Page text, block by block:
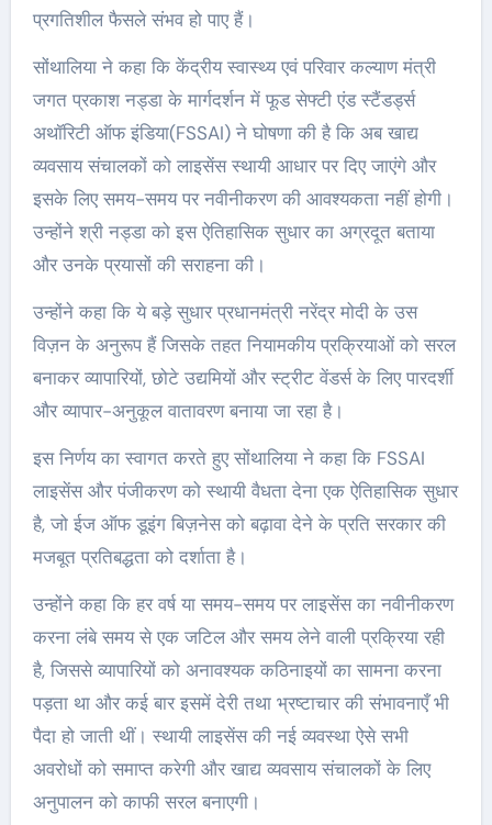
प्रगतिशील फैसले संभव हो पाए हैं।
सोंथालिया ने कहा कि केंद्रीय स्वास्थ्य एवं परिवार कल्याण मंत्री
जगत प्रकाश नड्डा के मार्गदर्शन में फूड सेफ्टी एंड स्टैंडर्ड्स
अथॉरिटी ऑफ इंडिया(FSSAI) ने घोषणा की है कि अब खाद्य
व्यवसाय संचालकों को लाइसेंस स्थायी आधार पर दिए जाएंगे और
इसके लिए समय-समय पर नवीनीकरण की आवश्यकता नहीं होगी।
उन्होंने श्री नड्डा को इस ऐतिहासिक सुधार का अग्रदूत बताया
और उनके प्रयासों की सराहना की।
उन्होंने कहा कि ये बड़े सुधार प्रधानमंत्री नरेंद्र मोदी के उस
विज़न के अनुरूप हैं जिसके तहत नियामकीय प्रक्रियाओं को सरल
बनाकर व्यापारियों, छोटे उद्यमियों और स्ट्रीट वेंडर्स के लिए पारदर्शी
और व्यापार-अनुकूल वातावरण बनाया जा रहा है।
इस निर्णय का स्वागत करते हुए सोंथालिया ने कहा कि FSSAI
लाइसेंस और पंजीकरण को स्थायी वैधता देना एक ऐतिहासिक सुधार
है, जो ईज ऑफ डूइंग बिज़नेस को बढ़ावा देने के प्रति सरकार की
मजबूत प्रतिबद्धता को दर्शाता है।
उन्होंने कहा कि हर वर्ष या समय-समय पर लाइसेंस का नवीनीकरण
करना लंबे समय से एक जटिल और समय लेने वाली प्रक्रिया रही
है, जिससे व्यापारियों को अनावश्यक कठिनाइयों का सामना करना
पड़ता था और कई बार इसमें देरी तथा भ्रष्टाचार की संभावनाएँ भी
पैदा हो जाती थीं। स्थायी लाइसेंस की नई व्यवस्था ऐसे सभी
अवरोधों को समाप्त करेगी और खाद्य व्यवसाय संचालकों के लिए
अनुपालन को काफी सरल बनाएगी।